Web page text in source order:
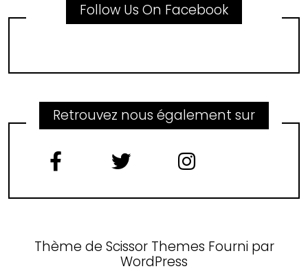
Follow Us On Facebook
Retrouvez nous également sur
Thème de Scissor Themes Fourni par
WordPress